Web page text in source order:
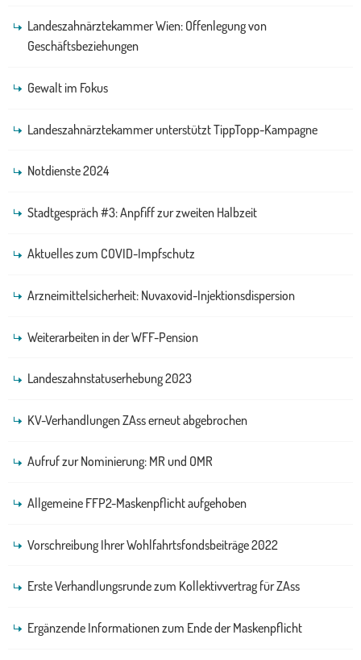
Landeszahnärztekammer Wien: Offenlegung von
Geschäftsbeziehungen
Gewalt im Fokus
Landeszahnärztekammer unterstützt TippTopp-Kampagne
Notdienste 2024
Stadtgespräch #3: Anpfiff zur zweiten Halbzeit
Aktuelles zum COVID-Impfschutz
Arzneimittelsicherheit: Nuvaxovid-Injektionsdispersion
Weiterarbeiten in der WFF-Pension
Landeszahnstatuserhebung 2023
KV-Verhandlungen ZAss erneut abgebrochen
Aufruf zur Nominierung: MR und OMR
Allgemeine FFP2-Maskenpflicht aufgehoben
Vorschreibung Ihrer Wohlfahrtsfondsbeiträge 2022
Erste Verhandlungsrunde zum Kollektivvertrag für ZAss
Ergänzende Informationen zum Ende der Maskenpflicht